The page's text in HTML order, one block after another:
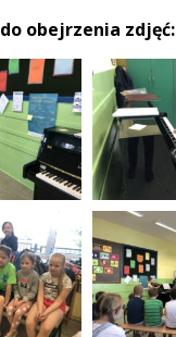
obejrzenia zdjęć: